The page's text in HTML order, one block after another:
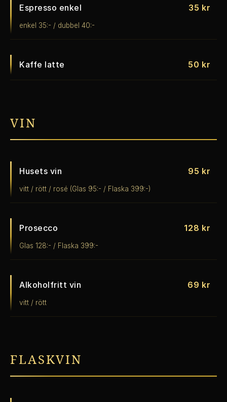
Espresso enkel 35 kr
enkel 35:- / dubbel 40:-
Kaffe latte 50 kr
VIN
Husets vin 95 kr
vitt / rött / rosé (Glas 95:- / Flaska 399:-)
Prosecco 128 kr
Glas 128:- / Flaska 399:-
Alkoholfritt vin 69 kr
vitt / rött
FLASKVIN